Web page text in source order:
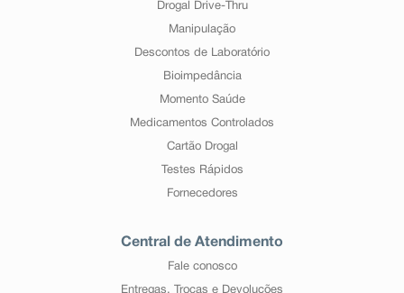
Drogal Drive-Thru
Manipulação
Descontos de Laboratório
Bioimpedância
Momento Saúde
Medicamentos Controlados
Cartão Drogal
Testes Rápidos
Fornecedores
Central de Atendimento
Fale conosco
Entregas, Trocas e Devoluções